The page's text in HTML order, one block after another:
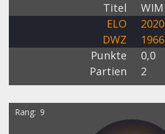
Titel
WIM
ELO
2020
DWZ
1966
Punkte
0,0
Partien
2
Rang 9